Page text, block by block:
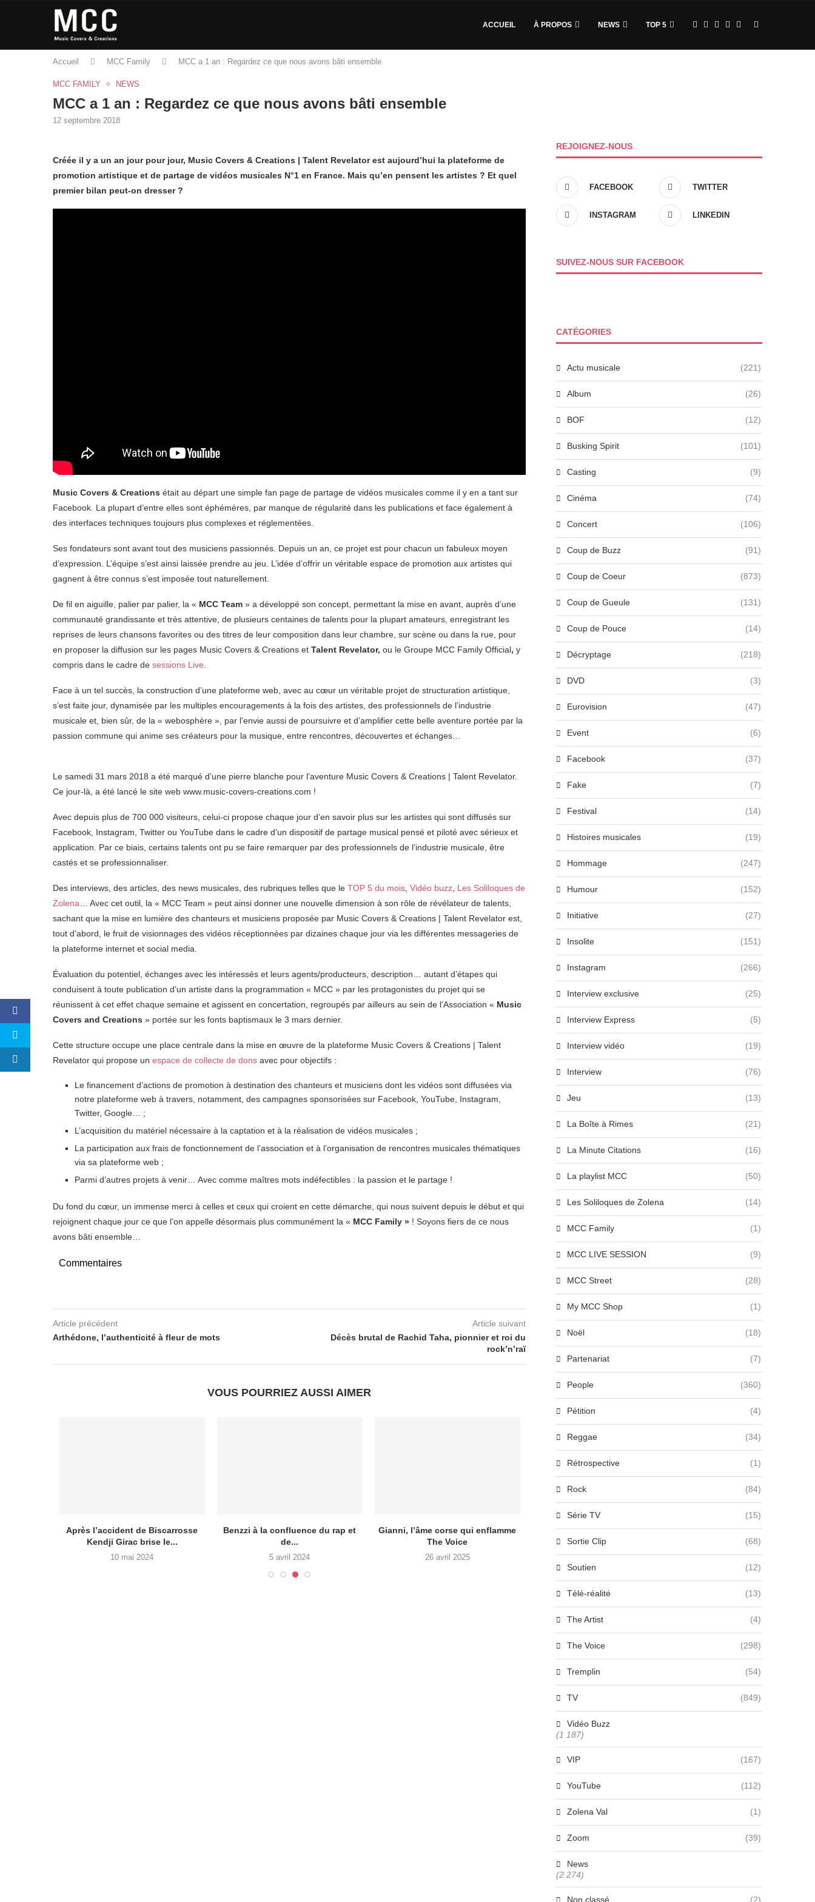
ACCUEIL À PROPOS NEWS TOP 5
Accueil MCC Family MCC a 1 an : Regardez ce que nous avons bâti ensemble
MCC FAMILY NEWS
MCC a 1 an : Regardez ce que nous avons bâti ensemble
12 septembre 2018
Créée il y a un an jour pour jour, Music Covers & Creations | Talent Revelator est aujourd’hui la plateforme de
promotion artistique et de partage de vidéos musicales N°1 en France. Mais qu’en pensent les artistes ? Et quel
premier bilan peut-on dresser ?
Music Covers & Creations était au départ une simple fan page de partage de vidéos musicales comme il y en a tant sur
Facebook. La plupart d’entre elles sont éphémères, par manque de régularité dans les publications et face également à
des interfaces techniques toujours plus complexes et réglementées.
Ses fondateurs sont avant tout des musiciens passionnés. Depuis un an, ce projet est pour chacun un fabuleux moyen
d’expression. L’équipe s’est ainsi laissée prendre au jeu. L’idée d’offrir un véritable espace de promotion aux artistes qui
gagnent à être connus s’est imposée tout naturellement.
De fil en aiguille, palier par palier, la « MCC Team » a développé son concept, permettant la mise en avant, auprès d’une
communauté grandissante et très attentive, de plusieurs centaines de talents pour la plupart amateurs, enregistrant les
reprises de leurs chansons favorites ou des titres de leur composition dans leur chambre, sur scène ou dans la rue, pour
en proposer la diffusion sur les pages Music Covers & Creations et Talent Revelator, ou le Groupe MCC Family Official, y
compris dans le cadre de sessions Live
Face à un tel succès, la construction d’une plateforme web, avec au cœur un véritable projet de structuration artistique,
s’est faite jour, dynamisée par les multiples encouragements à la fois des artistes, des professionnels de l’industrie
musicale et, bien sûr, de la « webosphère », par l’envie aussi de poursuivre et d’amplifier cette belle aventure portée par la
passion commune qui anime ses créateurs pour la musique, entre rencontres, découvertes et échanges…
Le samedi 31 mars 2018 a été marqué d’une pierre blanche pour l’aventure Music Covers & Creations | Talent Revelator.
Ce jour-là, a été lancé le site web www.music-covers-creations.com !
Avec depuis plus de 700 000 visiteurs, celui-ci propose chaque jour d’en savoir plus sur les artistes qui sont diffusés sur
Facebook, Instagram, Twitter ou YouTube dans le cadre d’un dispositif de partage musical pensé et piloté avec sérieux et
application. Par ce biais, certains talents ont pu se faire remarquer par des professionnels de l’industrie musicale, être
castés et se professionnaliser.
Des interviews, des articles, des news musicales, des rubriques telles que le TOP 5 du mois Vidéo buzz Les Soliloques de
Zolena … Avec cet outil, la « MCC Team » peut ainsi donner une nouvelle dimension à son rôle de révélateur de talents,
sachant que la mise en lumière des chanteurs et musiciens proposée par Music Covers & Creations | Talent Revelator est,
tout d’abord, le fruit de visionnages des vidéos réceptionnées par dizaines chaque jour via les différentes messageries de
la plateforme internet et social media.
Évaluation du potentiel, échanges avec les intéressés et leurs agents/producteurs, description… autant d’étapes qui
conduisent à toute publication d’un artiste dans la programmation « MCC » par les protagonistes du projet qui se
réunissent à cet effet chaque semaine et agissent en concertation, regroupés par ailleurs au sein de l’Association « Music
Covers and Creations » portée sur les fonts baptismaux le 3 mars dernier.
Cette structure occupe une place centrale dans la mise en œuvre de la plateforme Music Covers & Creations | Talent
Revelator qui propose un espace de collecte de dons avec pour objectifs :
Le financement d’actions de promotion à destination des chanteurs et musiciens dont les vidéos sont diffusées via
notre plateforme web à travers, notamment, des campagnes sponsorisées sur Facebook, YouTube, Instagram,
Twitter, Google… ;
L’acquisition du matériel nécessaire à la captation et à la réalisation de vidéos musicales ;
La participation aux frais de fonctionnement de l’association et à l’organisation de rencontres musicales thématiques
via sa plateforme web ;
Parmi d’autres projets à venir… Avec comme maîtres mots indéfectibles : la passion et le partage !
Du fond du cœur, un immense merci à celles et ceux qui croient en cette démarche, qui nous suivent depuis le début et qui
rejoignent chaque jour ce que l’on appelle désormais plus communément la « MCC Family » ! Soyons fiers de ce nous
avons bâti ensemble…
Commentaires
Article précédent
Arthédone, l’authenticité à fleur de mots
Article suivant
Décès brutal de Rachid Taha, pionnier et roi du
rock’n’raï
VOUS POURRIEZ AUSSI AIMER
Après l’accident de Biscarrosse
Kendji Girac brise le...
10 mai 2024
Benzzi à la confluence du rap et
de...
5 avril 2024
Gianni, l’âme corse qui enflamme
The Voice
26 avril 2025
Michèle Domi, référence de
l’accompagnement artistique en
France...
27 juin 2024
Emma Mantet, étoile
la pop, dévoile...
27 juin 2024
REJOIGNEZ-NOUS
FACEBOOK TWITTER
INSTAGRAM LINKEDIN
SUIVEZ-NOUS SUR FACEBOOK
CATÉGORIES
Actu musicale (221)
Album (26)
BOF (12)
Busking Spirit (101)
Casting (9)
Cinéma (74)
Concert (106)
Coup de Buzz (91)
Coup de Coeur (873)
Coup de Gueule (131)
Coup de Pouce (14)
Décryptage (218)
DVD (3)
Eurovision (47)
Event (6)
Facebook (37)
Fake (7)
Festival (14)
Histoires musicales (19)
Hommage (247)
Humour (152)
Initiative (27)
Insolite (151)
Instagram (266)
Interview exclusive (25)
Interview Express (5)
Interview vidéo (19)
Interview (76)
Jeu (13)
La Boîte à Rimes (21)
La Minute Citations (16)
La playlist MCC (50)
Les Soliloques de Zolena (14)
MCC Family (1)
MCC LIVE SESSION (9)
MCC Street (28)
My MCC Shop (1)
Noël (18)
Partenariat (7)
People (360)
Pétition (4)
Reggae (34)
Rétrospective (1)
Rock (84)
Série TV (15)
Sortie Clip (68)
Soutien (12)
Télé-réalité (13)
The Artist (4)
The Voice (298)
Tremplin (54)
TV (849)
Vidéo Buzz
(1 187)
VIP (167)
YouTube (112)
Zolena Val (1)
Zoom (39)
News
(2 274)
Non classé (2)